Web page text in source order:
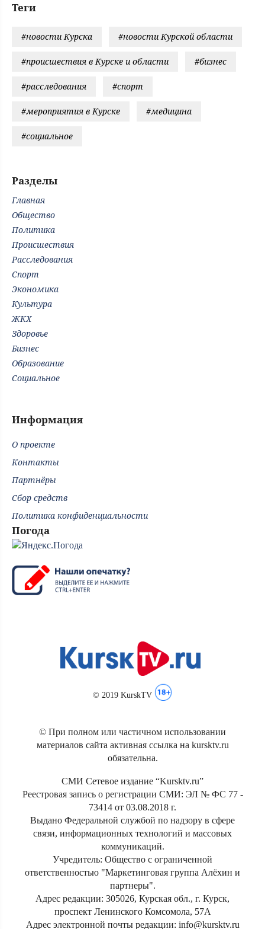
Теги
#новости Курска #новости Курской области
#происшествия в Курске и области #бизнес
#расследования #спорт
#мероприятия в Курске #медицина
#социальное
Разделы
Главная
Общество
Политика
Происшествия
Расследования
Спорт
Экономика
Культура
ЖКХ
Здоровье
Бизнес
Образование
Социальное
Информация
О проекте
Контакты
Партнёры
Сбор средств
Политика конфиденциальности
Погода
© 2019 KurskTV
© При полном или частичном использовании
материалов сайта активная ссылка на kursktv.ru
обязательна.
СМИ Сетевое издание “Kursktv.ru”
Реестровая запись о регистрации СМИ: ЭЛ № ФС 77 -
73414 от 03.08.2018 г.
Выдано Федеральной службой по надзору в сфере
связи, информационных технологий и массовых
коммуникаций.
Учредитель: Общество с ограниченной
ответственностью "Маркетинговая группа Алёхин и
партнеры".
Адрес редакции: 305026, Курская обл., г. Курск,
проспект Ленинского Комсомола, 57А
Адрес электронной почты редакции: info@kursktv.ru